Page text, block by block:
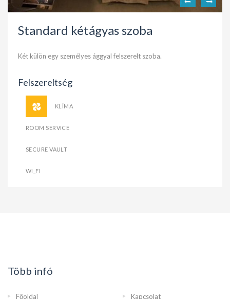
Standard kétágyas szoba
Két külön egy személyes ággyal felszerelt szoba.
Felszereltség
KLÍMA
ROOM SERVICE
SECURE VAULT
WI_FI
Több infó
Főoldal Kapcsolat